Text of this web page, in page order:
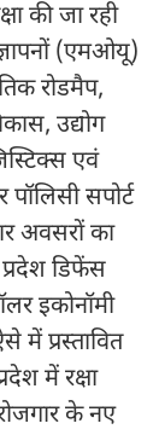
की जा रही
(एमओयू)
रोडमैप,
उद्योग
एवं
सपोर्ट
अवसरों का
डिफेंस
इकोनॉमी
में प्रस्तावित
में रक्षा
के नए